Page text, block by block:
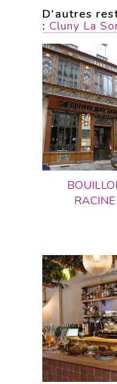
D'autres
: Cluny La
RACINE